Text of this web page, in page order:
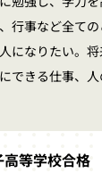
行事など全て
になりたい。
できる仕事、
高等学校合格